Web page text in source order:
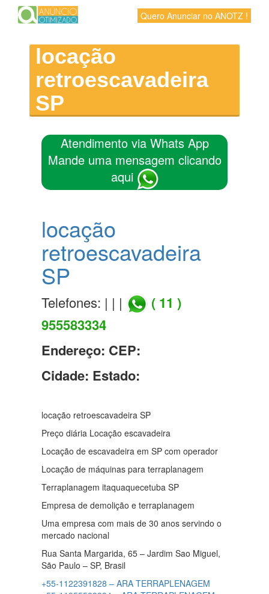
Quero Anunciar no ANOTZ !
locação
retroescavadeira
SP
Atendimento via Whats App
Mande uma mensagem clicando
aqui
locação
retroescavadeira
SP
Telefones: | | |
( 11 )
955583334
Endereço: CEP:
Cidade: Estado:
locação retroescavadeira SP
Preço diária Locação escavadeira
Locação de escavadeira em SP com operador
Locação de máquinas para terraplanagem
Terraplanagem itaquaquecetuba SP
Empresa de demolição e terraplanagem
Uma empresa com mais de 30 anos servindo o
mercado nacional
Rua Santa Margarida, 65 – Jardim Sao Miguel,
São Paulo – SP, Brasil
+55-1122391828 – ARA TERRAPLENAGEM